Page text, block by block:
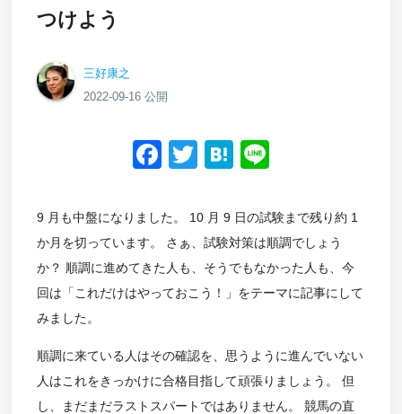
つけよう
三好康之
2022-09-16 公開
Facebook
TwitterHatena
9 月も中盤になりました。 10 月 9 日の試験まで残り約 1
か月を切っています。 さぁ、試験対策は順調でしょう
か？ 順調に進めてきた人も、そうでもなかった人も、今
回は「これだけはやっておこう！」をテーマに記事にして
みました。
順調に来ている人はその確認を、思うように進んでいない
人はこれをきっかけに合格目指して頑張りましょう。 但
し、まだまだラストスパートではありません。 競馬の直